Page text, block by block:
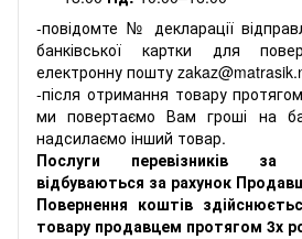
-повідомте № декларації
банківської картки для
електронну пошту
-після отримання товару
ми повертаємо Вам гроші на
надсилаємо інший товар.
Послуги перевізників за
відбуваються за рахунок
Повернення коштів
товару продавцем протягом 3х